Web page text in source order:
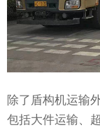
除了盾构机运输
包括大件运输、